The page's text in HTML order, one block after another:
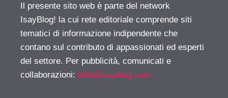
Il presente sito web è parte del network
IsayBlog! la cui rete editoriale comprende siti
tematici di informazione indipendente che
contano sul contributo di appassionati ed esperti
del settore. Per pubblicità, comunicati e
collaborazioni: info@isayblog.com